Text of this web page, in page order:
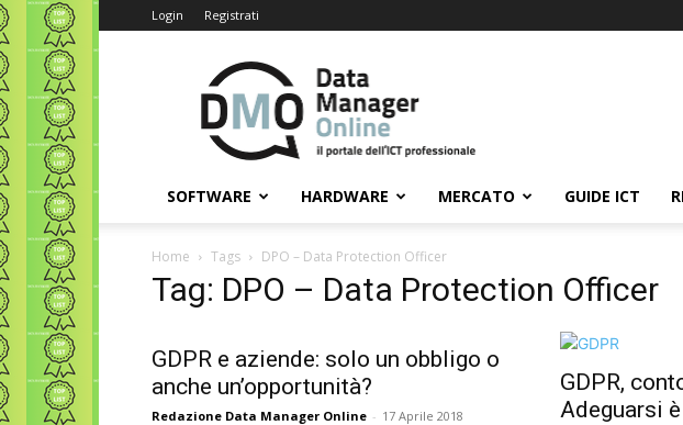
Login Registrati
Data
Manager
Online
SOFTWARE HARDWARE MERCATO GUIDE ICT
Home Tags DPO – Data Protection Officer
Tag: DPO – Data Protection Officer
GDPR e aziende: solo un obbligo o
anche un’opportunità?
Redazione Data Manager Online - 17 Aprile 2018
GDPR,
Adeguarsi